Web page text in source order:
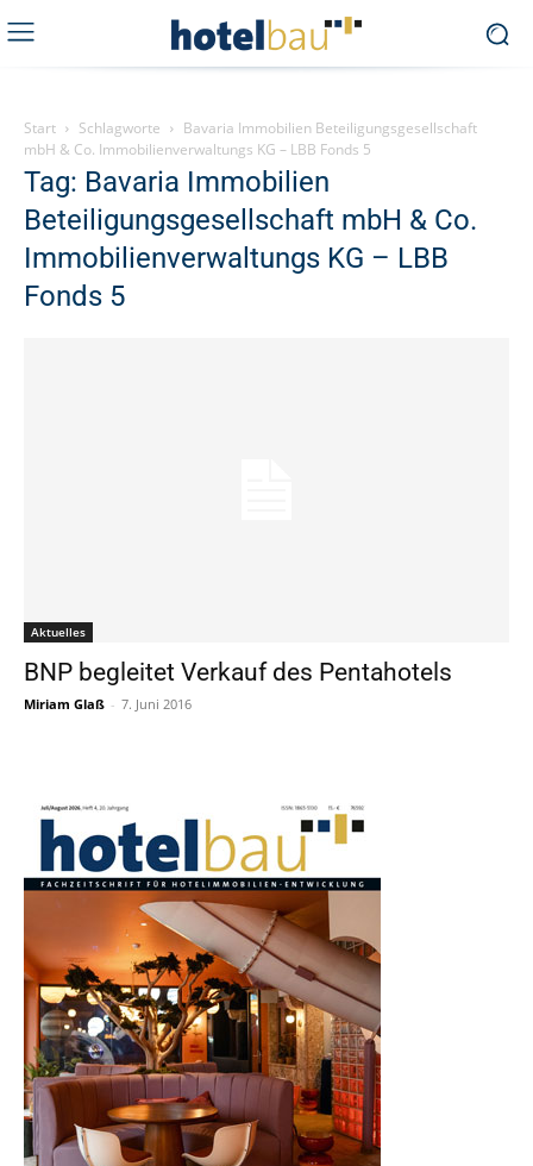
Start Schlagworte
Bavaria Immobilien Beteiligungsgesellschaft
mbH & Co. Immobilienverwaltungs KG – LBB Fonds 5
Tag: Bavaria Immobilien
Beteiligungsgesellschaft mbH & Co.
Immobilienverwaltungs KG – LBB
Fonds 5
Aktuelles
BNP begleitet Verkauf des Pentahotels
Miriam Glaß - 7. Juni 2016